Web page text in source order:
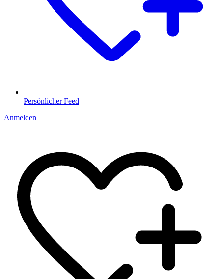
Persönlicher Feed
Anmelden